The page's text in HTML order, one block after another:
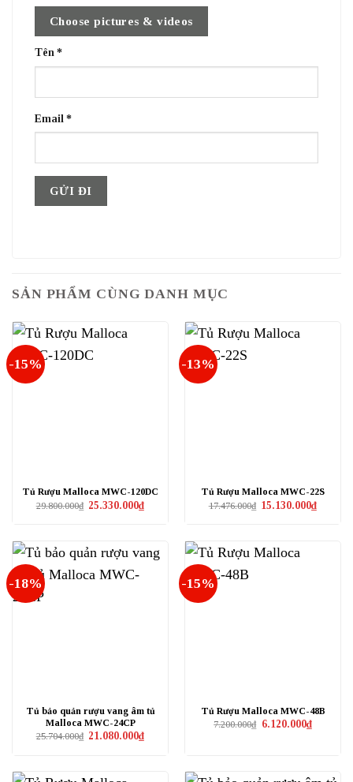
Choose pictures & videos
Tên *
Email *
SẢN PHẨM CÙNG DANH MỤC
-15%
Tủ Rượu Malloca MWC-120DC
29.800.000₫ Giá
25.330.000₫Giá
hiện
25.330.000₫.
-13%
Tủ Rượu Malloca MWC-22S
17.476.000₫ Giá
15.130.000₫Giá
hiện
-18%
Tủ bảo quản rượu vang âm tủ
Malloca MWC-24CP
25.704.000₫ Giá
21.080.000₫Giá
hiện
21.080.000₫.
-15%
Tủ Rượu Malloca MWC-48B
7.200.000₫ Giá
6.120.000₫Giá
hiện